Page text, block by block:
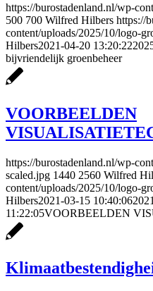
https://burostadenland.nl/wp-
500 700 Wilfred Hilbers https://
content/uploads/2025/10/logo-
Hilbers2021-04-20 13:20:22
bijvriendelijk groenbeheer
VOORBEELDEN
https://burostadenland.nl/wp-
scaled.jpg 1440 2560 Wilfred
content/uploads/2025/10/logo-
Hilbers2021-03-15 10:40:06
11:22:05VOORBEELDEN